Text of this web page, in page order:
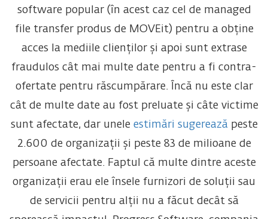
software popular (în acest caz cel de managed
file transfer produs de MOVEit) pentru a obține
acces la mediile clienților și apoi sunt extrase
fraudulos cât mai multe date pentru a fi contra-
ofertate pentru răscumpărare. Încă nu este clar
cât de multe date au fost preluate și câte victime
sunt afectate, dar unele estimări sugereazăpeste
2.600 de organizații și peste 83 de milioane de
persoane afectate. Faptul că multe dintre aceste
organizații erau ele însele furnizori de soluții sau
de servicii pentru alții nu a făcut decât să